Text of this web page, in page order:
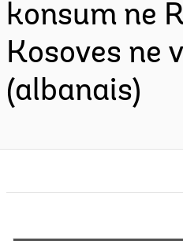
konsum ne
Kosoves ne
(albanais)